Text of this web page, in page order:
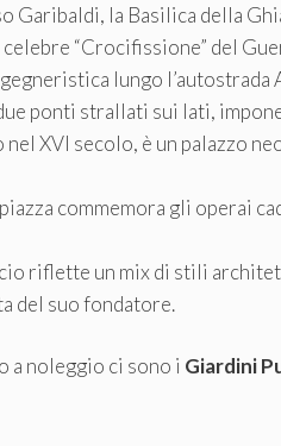
Garibaldi, la Basilica della
“Crocifissione” del
lungo
ponti strallati sui lati,
nel XVI secolo, è un palazzo
commemora gli operai
riflette un mix di stili
del suo fondatore.
a noleggio ci sono i Giardini